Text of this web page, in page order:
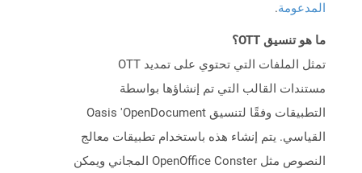
المدعومة.
ما هو تنسيق OTT؟
تمثل الملفات التي تحتوي على تمديد OTT
مستندات القالب التي تم إنشاؤها بواسطة
التطبيقات وفقًا لتنسيق Oasis 'OpenDocument
القياسي. يتم إنشاء هذه باستخدام تطبيقات معالج
النصوص مثل OpenOffice Conster المجاني ويمكن